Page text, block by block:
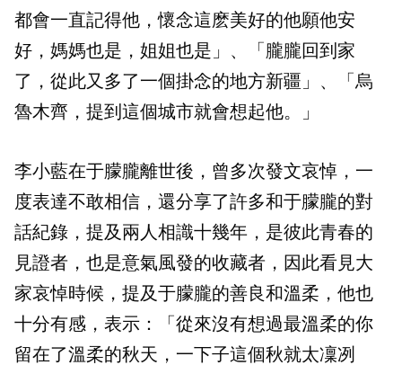
都會一直記得他，懷念這麽美好的他願他安
好，媽媽也是，姐姐也是」、「朧朧回到家
了，從此又多了一個掛念的地方新疆」、「烏
魯木齊，提到這個城市就會想起他。」
李小藍在于朦朧離世後，曾多次發文哀悼，一
度表達不敢相信，還分享了許多和于朦朧的對
話紀錄，提及兩人相識十幾年，是彼此青春的
見證者，也是意氣風發的收藏者，因此看見大
家哀悼時候，提及于朦朧的善良和溫柔，他也
十分有感，表示：「從來沒有想過最溫柔的你
留在了溫柔的秋天，一下子這個秋就太凜冽